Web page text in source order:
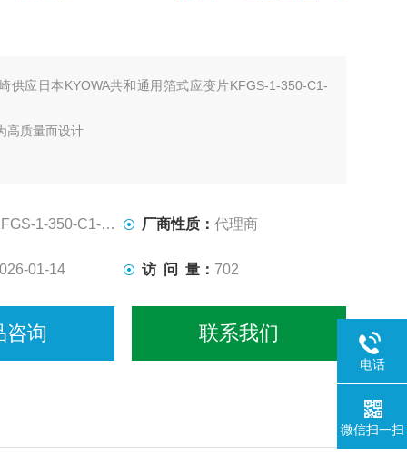
供应日本KYOWA共和通用箔式应变片KFGS-1-350-C1-
高质量而设计
1-350-C1-23 L5M3R 厂商性质： 代理商
01-14 访 问 量： 702
咨询 联系我们
电话
微信扫一扫